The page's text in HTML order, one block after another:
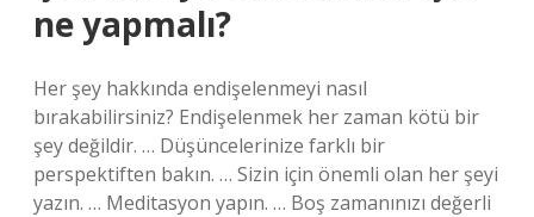
ne yapmalı?
Her şey hakkında endişelenmeyi nasıl
bırakabilirsiniz? Endişelenmek her zaman kötü bir
şey değildir. … Düşüncelerinize farklı bir
perspektiften bakın. … Sizin için önemli olan her şeyi
yazın. … Meditasyon yapın. … Boş zamanınızı değerli